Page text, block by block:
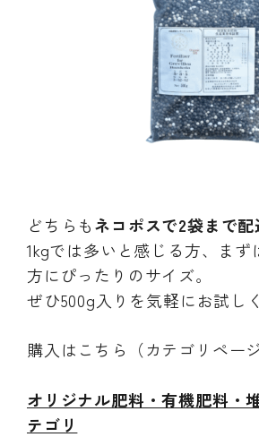
どちらもネコポスで2袋まで
1kgでは多いと感じる方、まず
方にぴったりのサイズ。
ぜひ500g入りを気軽にお試し
購入はこちら（カテゴリペー
オリジナル肥料・有機肥料・
テゴリ